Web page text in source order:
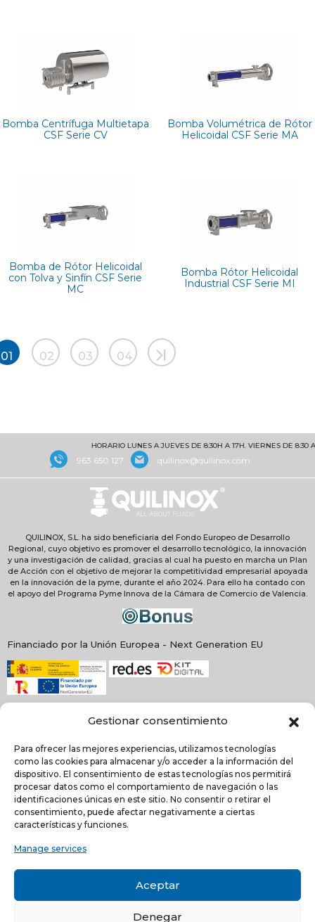
Gestionar consentimiento
Para ofrecer las mejores experiencias, utilizamos tecnologías
como las cookies para almacenar y/o acceder a la información del
dispositivo. El consentimiento de estas tecnologías nos permitirá
procesar datos como el comportamiento de navegación o las
identificaciones únicas en este sitio. No consentir o retirar el
consentimiento, puede afectar negativamente a ciertas
características y funciones.
Manage services
Aceptar
Denegar
Bomba Centrífuga Multietapa
CSF Serie CV
Bomba Volumétrica de Rótor
Helicoidal CSF Serie MA
Bomba de Rótor Helicoidal
con Tolva y Sinfín CSF Serie
MC
Bomba Rótor Helicoidal
Industrial CSF Serie MI
01 02 03 04
HORARIO LUNES A JUEVES DE 8:30H A 17H. VIERNES DE 8:30 A
963 650 127 quilinox@quilinox.com
QUILINOX, S.L. ha sido beneficiaria del Fondo Europeo de Desarrollo
Regional, cuyo objetivo es promover el desarrollo tecnológico, la innovación
y una investigación de calidad, gracias al cual ha puesto en marcha un Plan
de Acción con el objetivo de mejorar la competitividad empresarial apoyada
en la innovación de la pyme, durante el año 2024. Para ello ha contado con
el apoyo del Programa Pyme Innova de la Cámara de Comercio de Valencia.
Financiado por la Unión Europea - Next Generation EU
NEWSLETTER
He leído y acepto la política de Privacidad
Acepto recibir comunicaciones electrónicas informativas de Quilinox S.L. de
productos y servicios